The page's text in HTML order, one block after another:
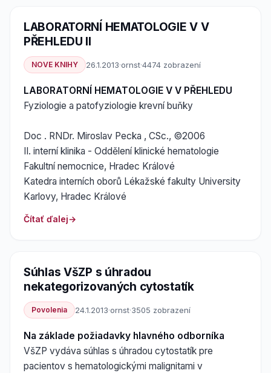
LABORATORNÍ HEMATOLOGIE V V
PŘEHLEDU II
NOVE KNIHY 26.1.2013·ornst·4474 zobrazení
LABORATORNÍ HEMATOLOGIE V V PŘEHLEDU
Fyziologie a patofyziologie krevní buňky
Doc . RNDr. Miroslav Pecka , CSc., ©2006
II. interní klinika - Oddělení klinické hematologie
Fakultní nemocnice, Hradec Králové
Katedra interních oborů Lékažské fakulty University
Karlovy, Hradec Králové
Čítať ďalej
Súhlas VšZP s úhradou
nekategorizovaných cytostatík
Povolenia 24.1.2013·ornst·3505 zobrazení
Na základe požiadavky hlavného odborníka
VšZP vydáva súhlas s úhradou cytostatík pre
pacientov s hematologickými malignitami v